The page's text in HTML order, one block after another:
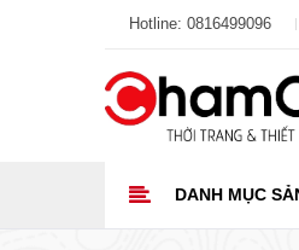
Hotline: 0816499096
DANH MỤC